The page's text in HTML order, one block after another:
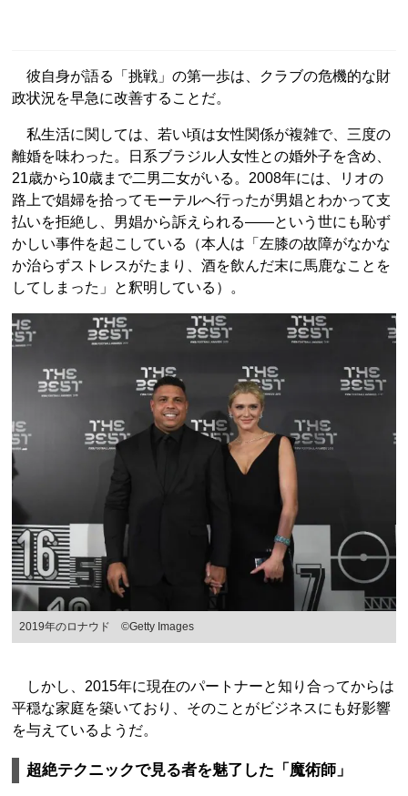
彼自身が語る「挑戦」の第一歩は、クラブの危機的な財
政状況を早急に改善することだ。
私生活に関しては、若い頃は女性関係が複雑で、三度の
離婚を味わった。日系ブラジル人女性との婚外子を含め、
21歳から10歳まで二男二女がいる。2008年には、リオの
路上で娼婦を拾ってモーテルへ行ったが男娼とわかって支
払いを拒絶し、男娼から訴えられる――という世にも恥ず
かしい事件を起こしている（本人は「左膝の故障がなかな
か治らずストレスがたまり、酒を飲んだ末に馬鹿なことを
してしまった」と釈明している）。
2019年のロナウド ©Getty Images
しかし、2015年に現在のパートナーと知り合ってからは
平穏な家庭を築いており、そのことがビジネスにも好影響
を与えているようだ。
超絶テクニックで見る者を魅了した「魔術師」